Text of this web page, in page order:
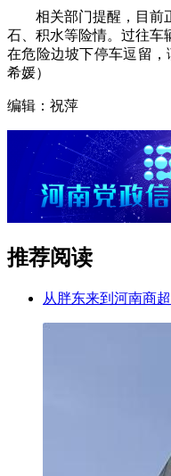
相关部门提醒，目前
石、积水等险情。过往车
在危险边坡下停车逗留
希媛）
编辑：祝萍
推荐阅读
从胖东来到河南商